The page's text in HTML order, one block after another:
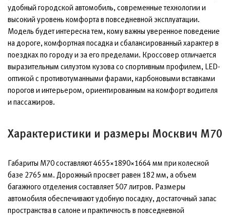
удобный городской автомобиль, современные технологии и
высокий уровень комфорта в повседневной эксплуатации.
Модель будет интересна тем, кому важны уверенное поведение
на дороге, комфортная посадка и сбалансированный характер в
поездках по городу и за его пределами. Кроссовер отличается
выразительным силуэтом кузова со спортивным профилем, LED-
оптикой с противотуманными фарами, карбоновыми вставками
порогов и интерьером, ориентированным на комфорт водителя
и пассажиров.
Характеристики и размеры Москвич М70
Габариты М70 составляют 4655×1890×1664 мм при колесной
базе 2765 мм. Дорожный просвет равен 182 мм, а объем
багажного отделения составляет 507 литров. Размеры
автомобиля обеспечивают удобную посадку, достаточный запас
пространства в салоне и практичность в повседневной